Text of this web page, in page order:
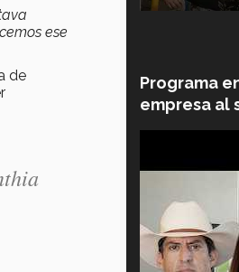
ese
de
Programa
empresa al